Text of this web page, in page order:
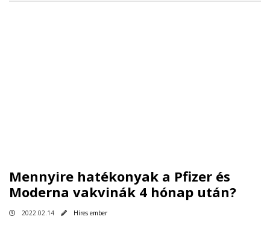
Mennyire hatékonyak a Pfizer és
Moderna vakvinák 4 hónap után?
2022.02.14 Híres ember